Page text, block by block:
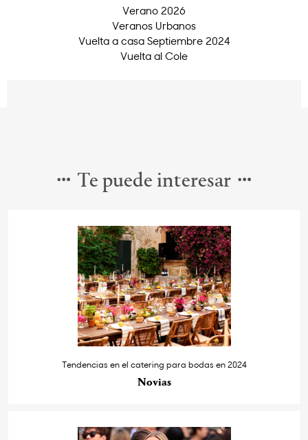
Verano 2026
Veranos Urbanos
Vuelta a casa Septiembre 2024
Vuelta al Cole
Te puede interesar
Tendencias en el catering para bodas en 2024
Novias